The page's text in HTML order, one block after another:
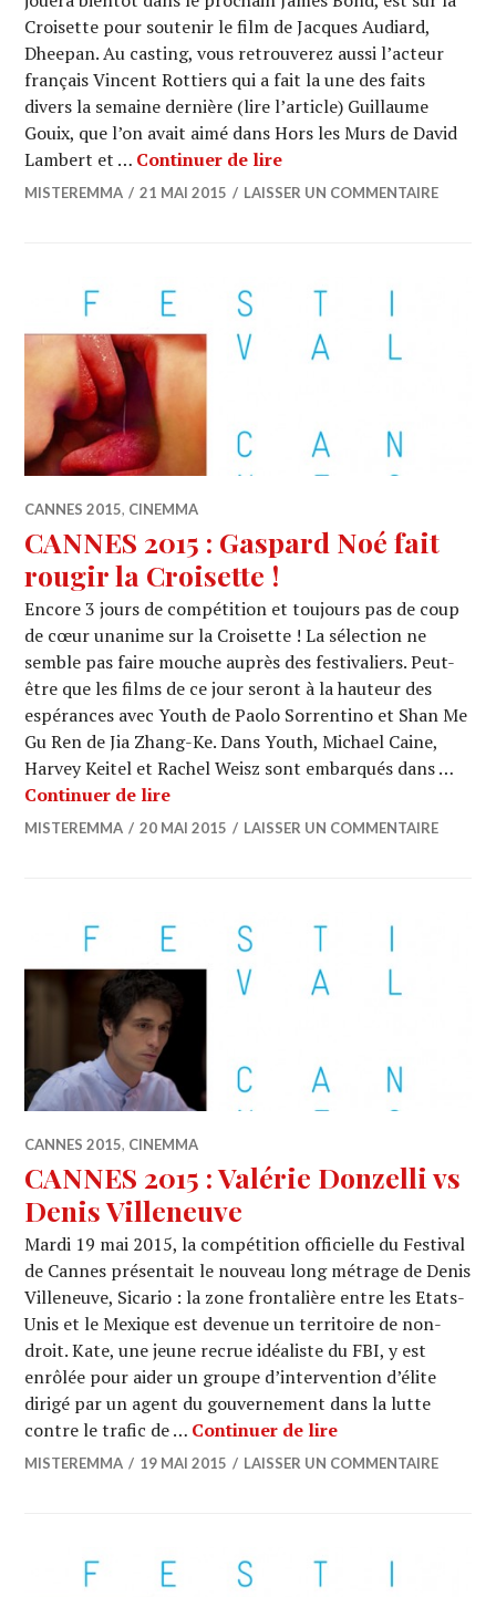
Croisette pour soutenir le film de Jacques Audiard,
Dheepan. Au casting, vous retrouverez aussi l’acteur
français Vincent Rottiers qui a fait la une des faits
divers la semaine dernière (lire l’article) Guillaume
Gouix, que l’on avait aimé dans Hors les Murs de David
Lambert et … Continuer de lireCANNES 2015 : La
MISTEREMMA 21 MAI 2015 LAISSER UN COMMENTAIRE
CANNES 2015, CINEMMA
CANNES 2015 : Gaspard Noé fait
rougir la Croisette !
Encore 3 jours de compétition et toujours pas de coup
de cœur unanime sur la Croisette ! La sélection ne
semble pas faire mouche auprès des festivaliers. Peut-
être que les films de ce jour seront à la hauteur des
espérances avec Youth de Paolo Sorrentino et Shan Me
Gu Ren de Jia Zhang-Ke. Dans Youth, Michael Caine,
Harvey Keitel et Rachel Weisz sont embarqués dans …
Continuer de lireCANNES 2015 : Gaspard Noé fait
MISTEREMMA 20 MAI 2015 LAISSER UN COMMENTAIRE
CANNES 2015, CINEMMA
CANNES 2015 : Valérie Donzelli vs
Denis Villeneuve
Mardi 19 mai 2015, la compétition officielle du Festival
de Cannes présentait le nouveau long métrage de Denis
Villeneuve, Sicario : la zone frontalière entre les Etats-
Unis et le Mexique est devenue un territoire de non-
droit. Kate, une jeune recrue idéaliste du FBI, y est
enrôlée pour aider un groupe d’intervention d’élite
dirigé par un agent du gouvernement dans la lutte
contre le trafic de … Continuer de lireCANNES 2015 :
MISTEREMMA 19 MAI 2015 LAISSER UN COMMENTAIRE